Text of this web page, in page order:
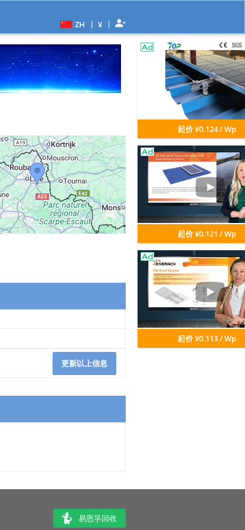
ZH | ¥ |
更新以上信息
起价 ¥0.124 / Wp
起价 ¥0.121 / Wp
起价 ¥0.113 / Wp
易恩孚回收